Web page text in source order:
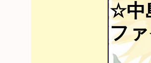
☆中
フ